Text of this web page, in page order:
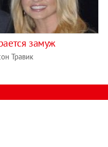
замуж
Травик